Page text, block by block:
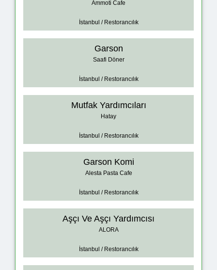
Ammoti Cafe
İstanbul / Restorancılık
Garson
Saafi Döner
İstanbul / Restorancılık
Mutfak Yardımcıları
Hatay
İstanbul / Restorancılık
Garson Komi
Alesta Pasta Cafe
İstanbul / Restorancılık
Aşçı Ve Aşçı Yardımcısı
ALORA
İstanbul / Restorancılık